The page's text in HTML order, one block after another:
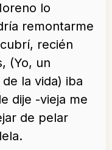
lo
remontarme
recién
(Yo, un
la vida) iba
dije -vieja me
de pelar